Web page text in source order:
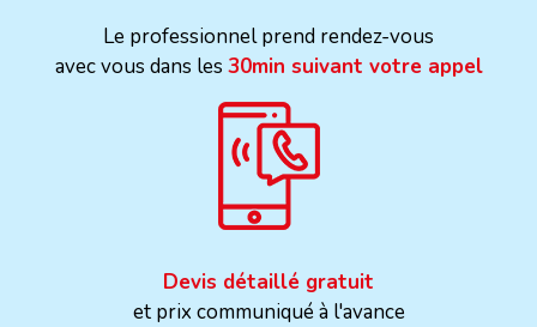
Le professionnel prend rendez-vous
avec vous dans les 30min suivant votre appel
Devis détaillé gratuit
et prix communiqué à l'avance